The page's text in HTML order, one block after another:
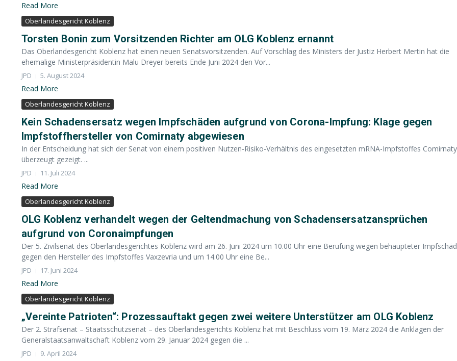
Read More
Oberlandesgericht Koblenz
Torsten Bonin zum Vorsitzenden Richter am OLG Koblenz ernannt
Das Oberlandesgericht Koblenz hat einen neuen Senatsvorsitzenden. Auf Vorschlag des Ministers der Justiz Herbert Mertin hat die
ehemalige Ministerpräsidentin Malu Dreyer bereits Ende Juni 2024 den Vor...
JPD 5. August 2024
Read More
Oberlandesgericht Koblenz
Kein Schadensersatz wegen Impfschäden aufgrund von Corona-Impfung: Klage gegen
Impfstoffhersteller von Comirnaty abgewiesen
In der Entscheidung hat sich der Senat von einem positiven Nutzen-Risiko-Verhältnis des eingesetzten mRNA-Impfstoffes Comirnaty
überzeugt gezeigt. ...
JPD 11. Juli 2024
Read More
Oberlandesgericht Koblenz
OLG Koblenz verhandelt wegen der Geltendmachung von Schadensersatzansprüchen
aufgrund von Coronaimpfungen
Der 5. Zivilsenat des Oberlandesgerichtes Koblenz wird am 26. Juni 2024 um 10.00 Uhr eine Berufung wegen behaupteter
gegen den Hersteller des Impfstoffes Vaxzevria und um 14.00 Uhr eine Be...
JPD 17. Juni 2024
Read More
Oberlandesgericht Koblenz
„Vereinte Patrioten“: Prozessauftakt gegen zwei weitere Unterstützer am OLG Koblenz
Der 2. Strafsenat – Staatsschutzsenat – des Oberlandesgerichts Koblenz hat mit Beschluss vom 19. März 2024 die Anklagen der
Generalstaatsanwaltschaft Koblenz vom 29. Januar 2024 gegen die ...
JPD 9. April 2024